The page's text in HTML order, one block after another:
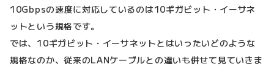
10Gbpsの速度に対応しているのは10ギガビット・イーサネ
ットという規格です。
では、10ギガビット・イーサネットとはいったいどのような
規格なのか、従来のLANケーブルとの違いも併せて見ていきま